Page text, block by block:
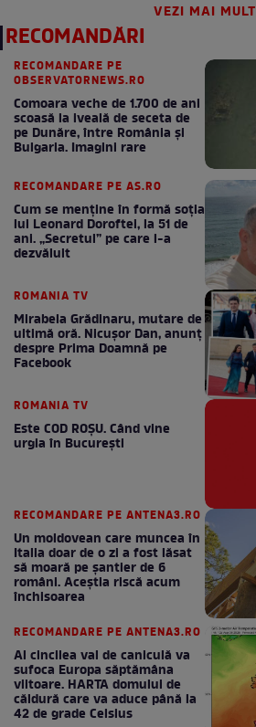
VEZI MAI MULT
RECOMANDĂRI
RECOMANDARE PE
OBSERVATORNEWS.RO
Comoara veche de 1.700 de ani
scoasă la iveală de seceta de
pe Dunăre, între România şi
Bulgaria. Imagini rare
RECOMANDARE PE AS.RO
Cum se menţine în formă soţia
lui Leonard Doroftei, la 51 de
ani. „Secretul” pe care l-a
dezvăluit
ROMANIA TV
Mirabela Grădinaru, mutare de
ultimă oră. Nicuşor Dan, anunţ
despre Prima Doamnă pe
Facebook
ROMANIA TV
Este COD ROŞU. Când vine
urgia în Bucureşti
RECOMANDARE PE ANTENA3.RO
Un moldovean care muncea în
Italia doar de o zi a fost lăsat
să moară pe şantier de 6
români. Aceștia riscă acum
închisoarea
RECOMANDARE PE ANTENA3.RO
Al cincilea val de caniculă va
sufoca Europa săptămâna
viitoare. HARTA domului de
căldură care va aduce până la
42 de grade Celsius